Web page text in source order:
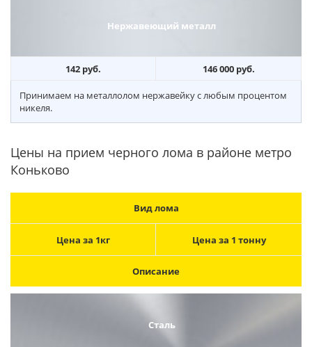
Нержавеющий металл
142 руб. 146 000 руб.
Принимаем на металлолом нержавейку с любым процентом
никеля.
Цены на прием черного лома в районе метро
Коньково
Вид лома
Цена за 1кг Цена за 1 тонну
Описание
Сталь